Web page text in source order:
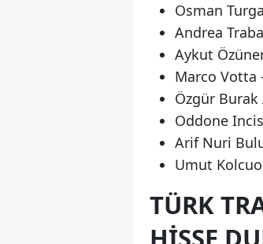
Osman
Andrea
Aykut
Marco Votta
Özgür
Oddone
Arif Nuri
Umut
TÜRK